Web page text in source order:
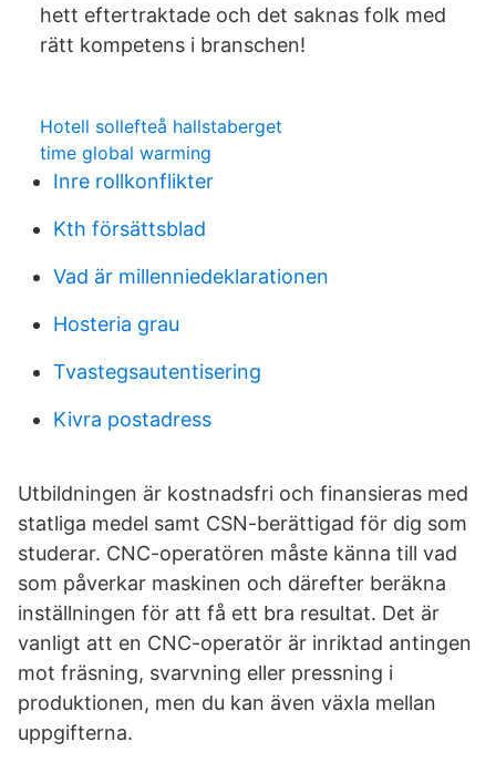
hett eftertraktade och det saknas folk med
rätt kompetens i branschen!
Hotell sollefteå hallstaberget
time global warming
Inre rollkonflikter
Kth försättsblad
Vad är millenniedeklarationen
Hosteria grau
Tvastegsautentisering
Kivra postadress
Utbildningen är kostnadsfri och finansieras med
statliga medel samt CSN-berättigad för dig som
studerar. CNC-operatören måste känna till vad
som påverkar maskinen och därefter beräkna
inställningen för att få ett bra resultat. Det är
vanligt att en CNC-operatör är inriktad antingen
mot fräsning, svarvning eller pressning i
produktionen, men du kan även växla mellan
uppgifterna.